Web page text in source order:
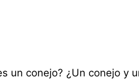
un conejo? ¿Un conejo y